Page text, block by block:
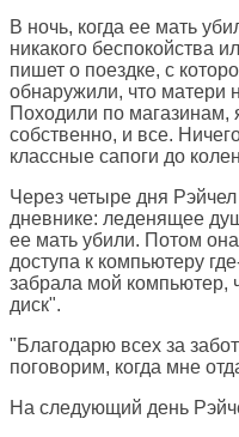
В ночь, когда ее мать
никакого беспокойства
пишет о поездке, с
обнаружили, что матери
Походили по магазинам,
собственно, и все.
классные сапоги до
Через четыре дня
дневнике: леденящее
ее мать убили. Потом
доступа к компьютеру
забрала мой компьютер,
диск".
"Благодарю всех за
поговорим, когда мне
На следующий день